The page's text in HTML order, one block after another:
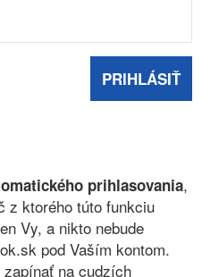
PRIHLÁSIŤ
prihlasovania,
z ktorého túto funkciu
Vy, a nikto nebude
pod Vaším kontom.
zapínať na cudzích